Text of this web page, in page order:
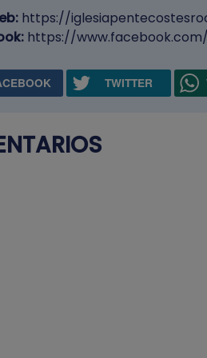
https://
https://www.facebook.com/
TWITTER